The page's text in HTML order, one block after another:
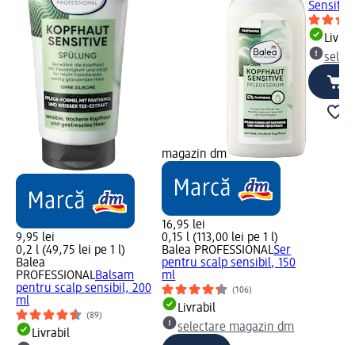
9,95 lei
0,2 l (49,75 lei pe 1 l)
Balea
PROFESSIONALBalsam
pentru scalp sensibil, 200
ml
(89)
Livrabil
magazin dm
16,95 lei
0,15 l (113,00 lei pe 1 l)
Balea PROFESSIONALSer
pentru scalp sensibil, 150
ml
(106)
Livrabil
selectare magazin dm